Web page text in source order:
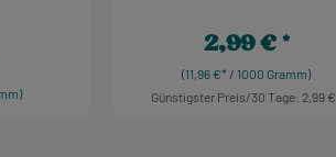
(11,96 €* / 1000 Gramm)
Regulärer Preis:
2,99 €
Günstigster Preis/30 Tage: 2,99 €